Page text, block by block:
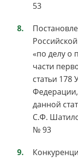
53
«по делу о
части
статьи 178
данной
С.Ф.
№ 93